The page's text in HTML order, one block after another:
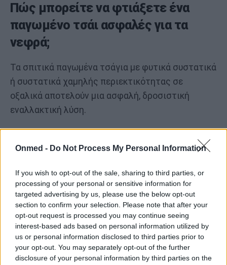
Onmed - Do Not Process My Personal Information
If you wish to opt-out of the sale, sharing to third parties, or
processing of your personal or sensitive information for
targeted advertising by us, please use the below opt-out
section to confirm your selection. Please note that after your
opt-out request is processed you may continue seeing
interest-based ads based on personal information utilized by
us or personal information disclosed to third parties prior to
your opt-out. You may separately opt-out of the further
disclosure of your personal information by third parties on the
Πώς μπορείτε να φτιάξετε ένα
παγωμένο τσάι ασφαλές για τα
νεφρά;
Τα σπιτικά παγωμένα τσάγια με φυτικά συστατικά
ή συστατικά χαμηλής περιεκτικότητας σε
οξαλικά αποτελούν μια ασφαλή, δροσιστική
εναλλακτική λύση.
Για να ελαχιστοποιήσετε τον κίνδυνο εμφάνισης
πέτρας στα νεφρά, ενώ παράλληλα απολαμβάνετε
συμβουλές:
Χρησιμοποιήστε rooibos, χαμομήλι ή λευκό
τσάι ως βάση
Αποφύγετε την προσθήκη μεγάλων
ποσοτήτων ζάχαρης ή εσπεριδοειδών, τα